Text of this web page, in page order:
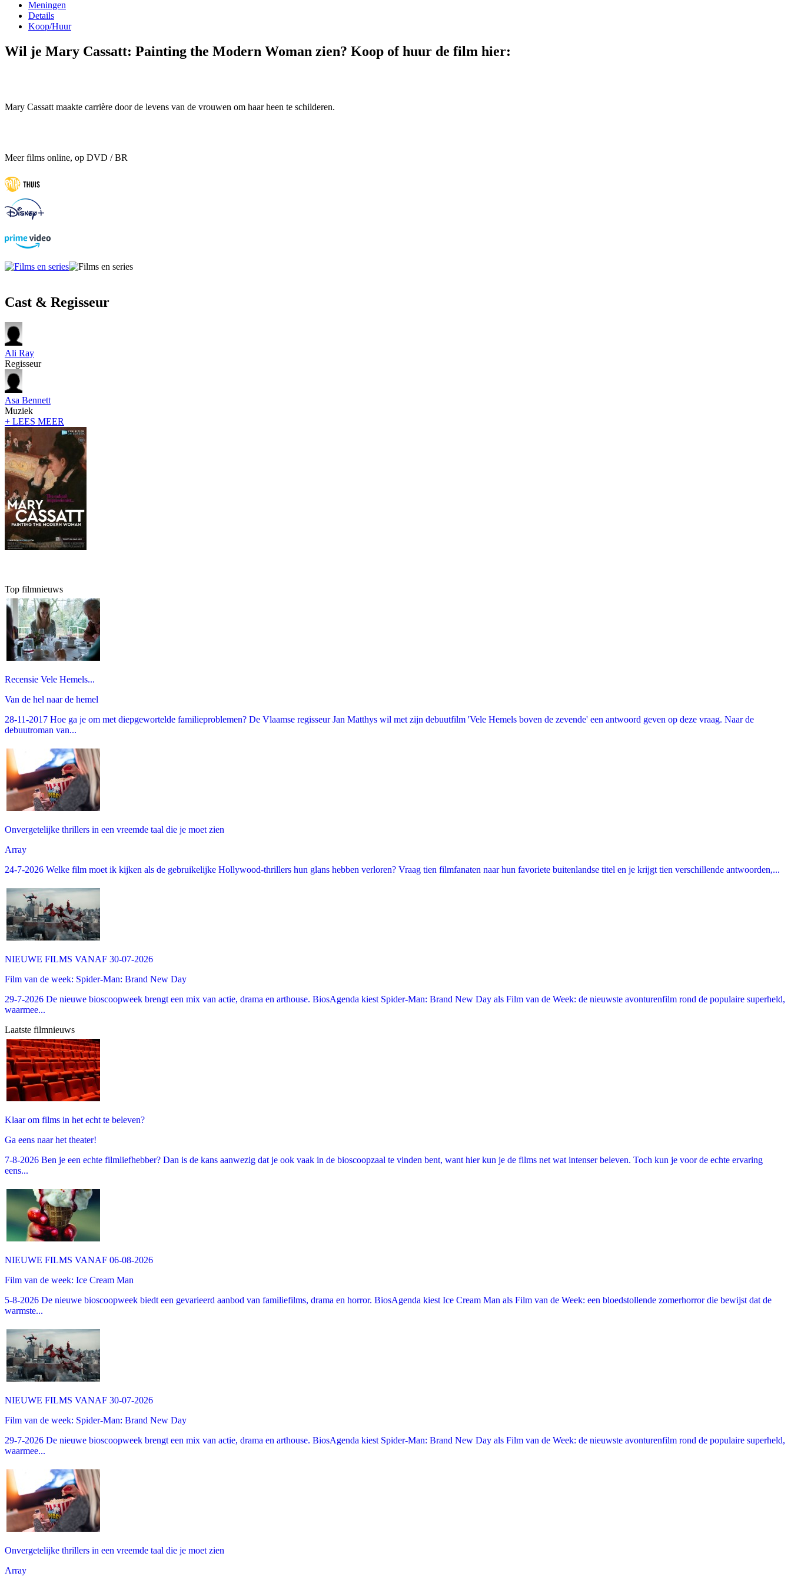
Meningen
Details
Koop/Huur
Wil je Mary Cassatt: Painting the Modern Woman zien? Koop of huur de film hier:
Mary Cassatt maakte carrière door de levens van de vrouwen om haar heen te schilderen.
Meer films online, op DVD / BR
Cast & Regisseur
Ali Ray
Regisseur
Asa Bennett
Muziek
+ LEES MEER
Top filmnieuws
Recensie Vele Hemels...
Van de hel naar de hemel
28-11-2017 Hoe ga je om met diepgewortelde familieproblemen? De Vlaamse regisseur Jan Matthys wil met zijn debuutfilm 'Vele Hemels boven de zevende' een antwoord geven op deze vraag. Naar de
debuutroman van...
Onvergetelijke thrillers in een vreemde taal die je moet zien
Array
24-7-2026 Welke film moet ik kijken als de gebruikelijke Hollywood-thrillers hun glans hebben verloren? Vraag tien filmfanaten naar hun favoriete buitenlandse titel en je krijgt tien verschillende antwoorden,...
NIEUWE FILMS VANAF 30-07-2026
Film van de week: Spider-Man: Brand New Day
29-7-2026 De nieuwe bioscoopweek brengt een mix van actie, drama en arthouse. BiosAgenda kiest Spider-Man: Brand New Day als Film van de Week: de nieuwste avonturenfilm rond de populaire superheld,
waarmee...
Laatste filmnieuws
Klaar om films in het echt te beleven?
Ga eens naar het theater!
7-8-2026 Ben je een echte filmliefhebber? Dan is de kans aanwezig dat je ook vaak in de bioscoopzaal te vinden bent, want hier kun je de films net wat intenser beleven. Toch kun je voor de echte ervaring
eens...
NIEUWE FILMS VANAF 06-08-2026
Film van de week: Ice Cream Man
5-8-2026 De nieuwe bioscoopweek biedt een gevarieerd aanbod van familiefilms, drama en horror. BiosAgenda kiest Ice Cream Man als Film van de Week: een bloedstollende zomerhorror die bewijst dat de
warmste...
NIEUWE FILMS VANAF 30-07-2026
Film van de week: Spider-Man: Brand New Day
29-7-2026 De nieuwe bioscoopweek brengt een mix van actie, drama en arthouse. BiosAgenda kiest Spider-Man: Brand New Day als Film van de Week: de nieuwste avonturenfilm rond de populaire superheld,
waarmee...
Onvergetelijke thrillers in een vreemde taal die je moet zien
Array